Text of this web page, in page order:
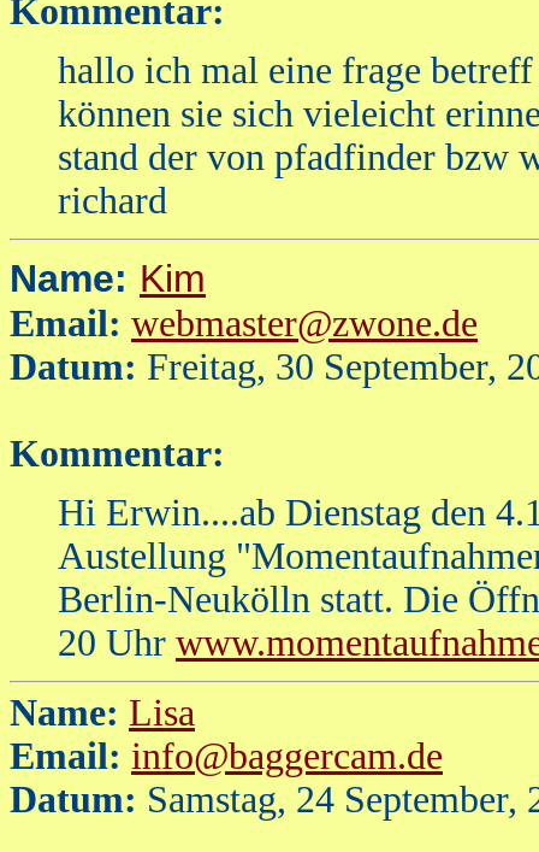
Kommentar:
hallo ich mal eine frage
können sie sich vieleicht
stand der von pfadfinder bzw
richard
Name: Kim
Email: webmaster@zwone.de
Datum: Freitag, 30 September,
Kommentar:
Hi Erwin....ab Dienstag den
Austellung
Berlin-Neukölln statt. Die
20 Uhr
Name: Lisa
Email: info@baggercam.de
Datum: Samstag, 24